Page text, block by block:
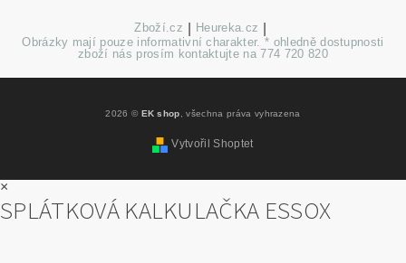
Zboží.cz Heureka.cz
Obrázky mají pouze informativní charakter. * ohledně dostupnosti
zboží nás prosím kontaktujte na 774 720 820
2026 © EK shop , všechna práva vyhrazena
Vytvořil Shoptet
×
SPLÁTKOVÁ KALKULAČKA ESSOX